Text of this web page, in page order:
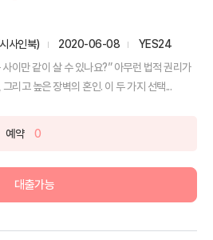
사인북)
2020-06-08
YES24
이만 같이 살 수 있나요?” 아무런 법적 권리가
그리고 높은 장벽의 혼인. 이 두 가지 선택...
예약 0
대출가능